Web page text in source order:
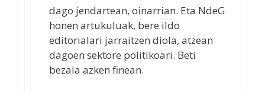
dago jendartean, oinarrian. Eta NdeG
honen artukuluak, bere ildo
editorialari jarraitzen diola, atzean
dagoen sektore politikoari. Beti
bezala azken finean.